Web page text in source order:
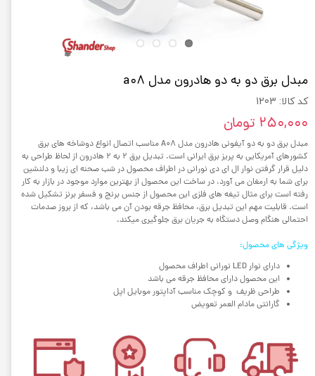
مبدل برق دو به دو هادرون مدل a08
کد کالا: 1203
۲۵۰,۰۰۰ تومان
مبدل برق دو به دو آیفونی هادرون مدل A08 مناسب اتصال انواع دوشاخه های برق
کشورهای آمریکایی به پریز برق ایرانی است. تبدیل برق 2 به 2 هادرون از لحاظ طراحی به
دلیل قرار گرفتن نوار ال ای دی نورانی در اطراف محصول در شب صحنه ای زیبا و دلنشین
برای شما به ارمغان می آورد. در ساخت این محصول از بهترین موارد موجود در بازار به کار
رفته است برای مثال تیغه های فلزی این محصول از جنس برنج و فسفر برنز تشکیل شده
است. قابلیت مهم این تبدیل برق، محافظ جرقه بودن آن می باشد، که از بروز صدمات
احتمالی هنگام وصل دستگاه به جریان برق جلوگیری میکند.
ویژگی های محصول:
دارای نوار LED نورانی اطراف محصول
این محصول دارای محافظ جرقه می باشد
طراحی ظریف و کوچک مناسب آداپتور موبایل اپل
گارانتی مادام العمر تعویض